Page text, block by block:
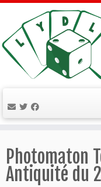
au
contenu
Photomaton
Antiquité du